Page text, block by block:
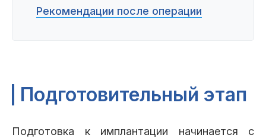
Рекомендации после операции
Подготовительный этап
Подготовка к имплантации начинается с